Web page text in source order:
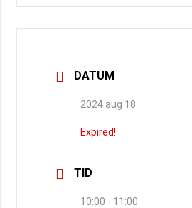
DATUM
2024 aug 18
Expired!
TID
10:00 - 11:00